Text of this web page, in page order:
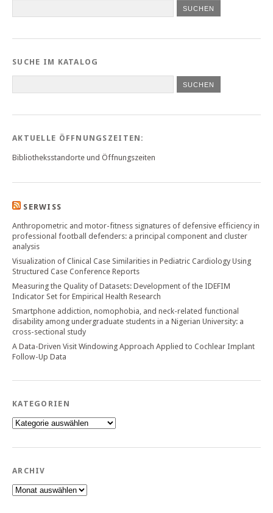
SUCHE IM KATALOG
SUCHEN
AKTUELLE ÖFFNUNGSZEITEN:
Bibliotheksstandorte und Öffnungszeiten
SERWISS
Anthropometric and motor-fitness signatures of defensive efficiency in
professional football defenders: a principal component and cluster
analysis
Visualization of Clinical Case Similarities in Pediatric Cardiology Using
Structured Case Conference Reports
Measuring the Quality of Datasets: Development of the IDEFIM
Indicator Set for Empirical Health Research
Smartphone addiction, nomophobia, and neck-related functional
disability among undergraduate students in a Nigerian University: a
cross-sectional study
A Data-Driven Visit Windowing Approach Applied to Cochlear Implant
Follow-Up Data
KATEGORIEN
Kategorien
ARCHIV
Archiv